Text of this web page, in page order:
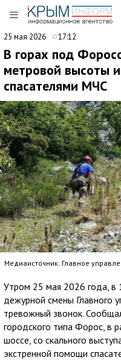
25 мая 2026 17:12
В горах под
метровой высоты
спасателями МЧС
Медиаисточник: Главное
Утром 25 мая 2026 года, в
дежурной смены Главного
тревожный звонок.
городского типа Форос, в
шоссе, со скального
экстренной помощи